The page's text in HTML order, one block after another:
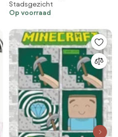
Amsterdam ’70
Stadsgezicht
Op voorraad